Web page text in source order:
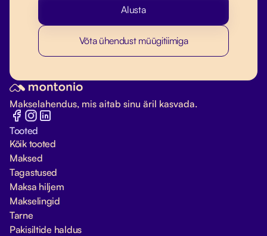
Alusta
Võta ühendust müügitiimiga
Makselahendus, mis aitab sinu äril kasvada.
Tooted
Kõik tooted
Maksed
Tagastused
Maksa hiljem
Makselingid
Tarne
Pakisiltide haldus